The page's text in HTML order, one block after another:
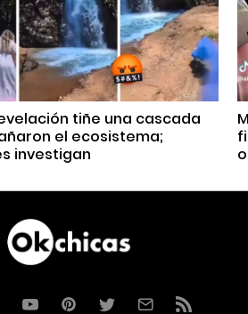
tiñe una cascada
el ecosistema;
investigan